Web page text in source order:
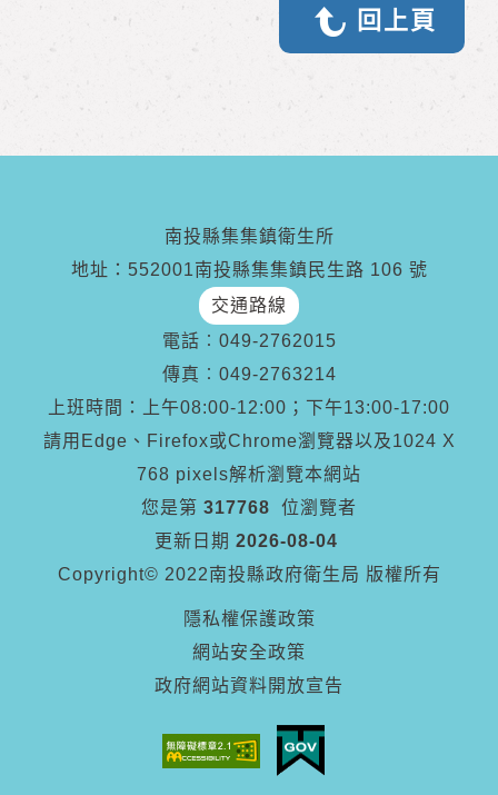
回上頁
南投縣集集鎮衛生所
地址：552001南投縣集集鎮民生路 106 號
交通路線
電話︰ 049-2762015
傳真︰ 049-2763214
上班時間：上午08:00-12:00；下午13:00-17:00
請用Edge、Firefox或Chrome瀏覽器以及1024 X
768 pixels解析瀏覽本網站
您是第 317768
位瀏覽者
更新日期 2026-08-04
Copyright© 2022南投縣政府衛生局 版權所有
隱私權保護政策
網站安全政策
政府網站資料開放宣告